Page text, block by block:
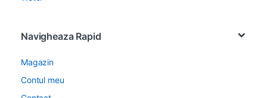
Navigheaza Rapid
Magazin
Contul meu